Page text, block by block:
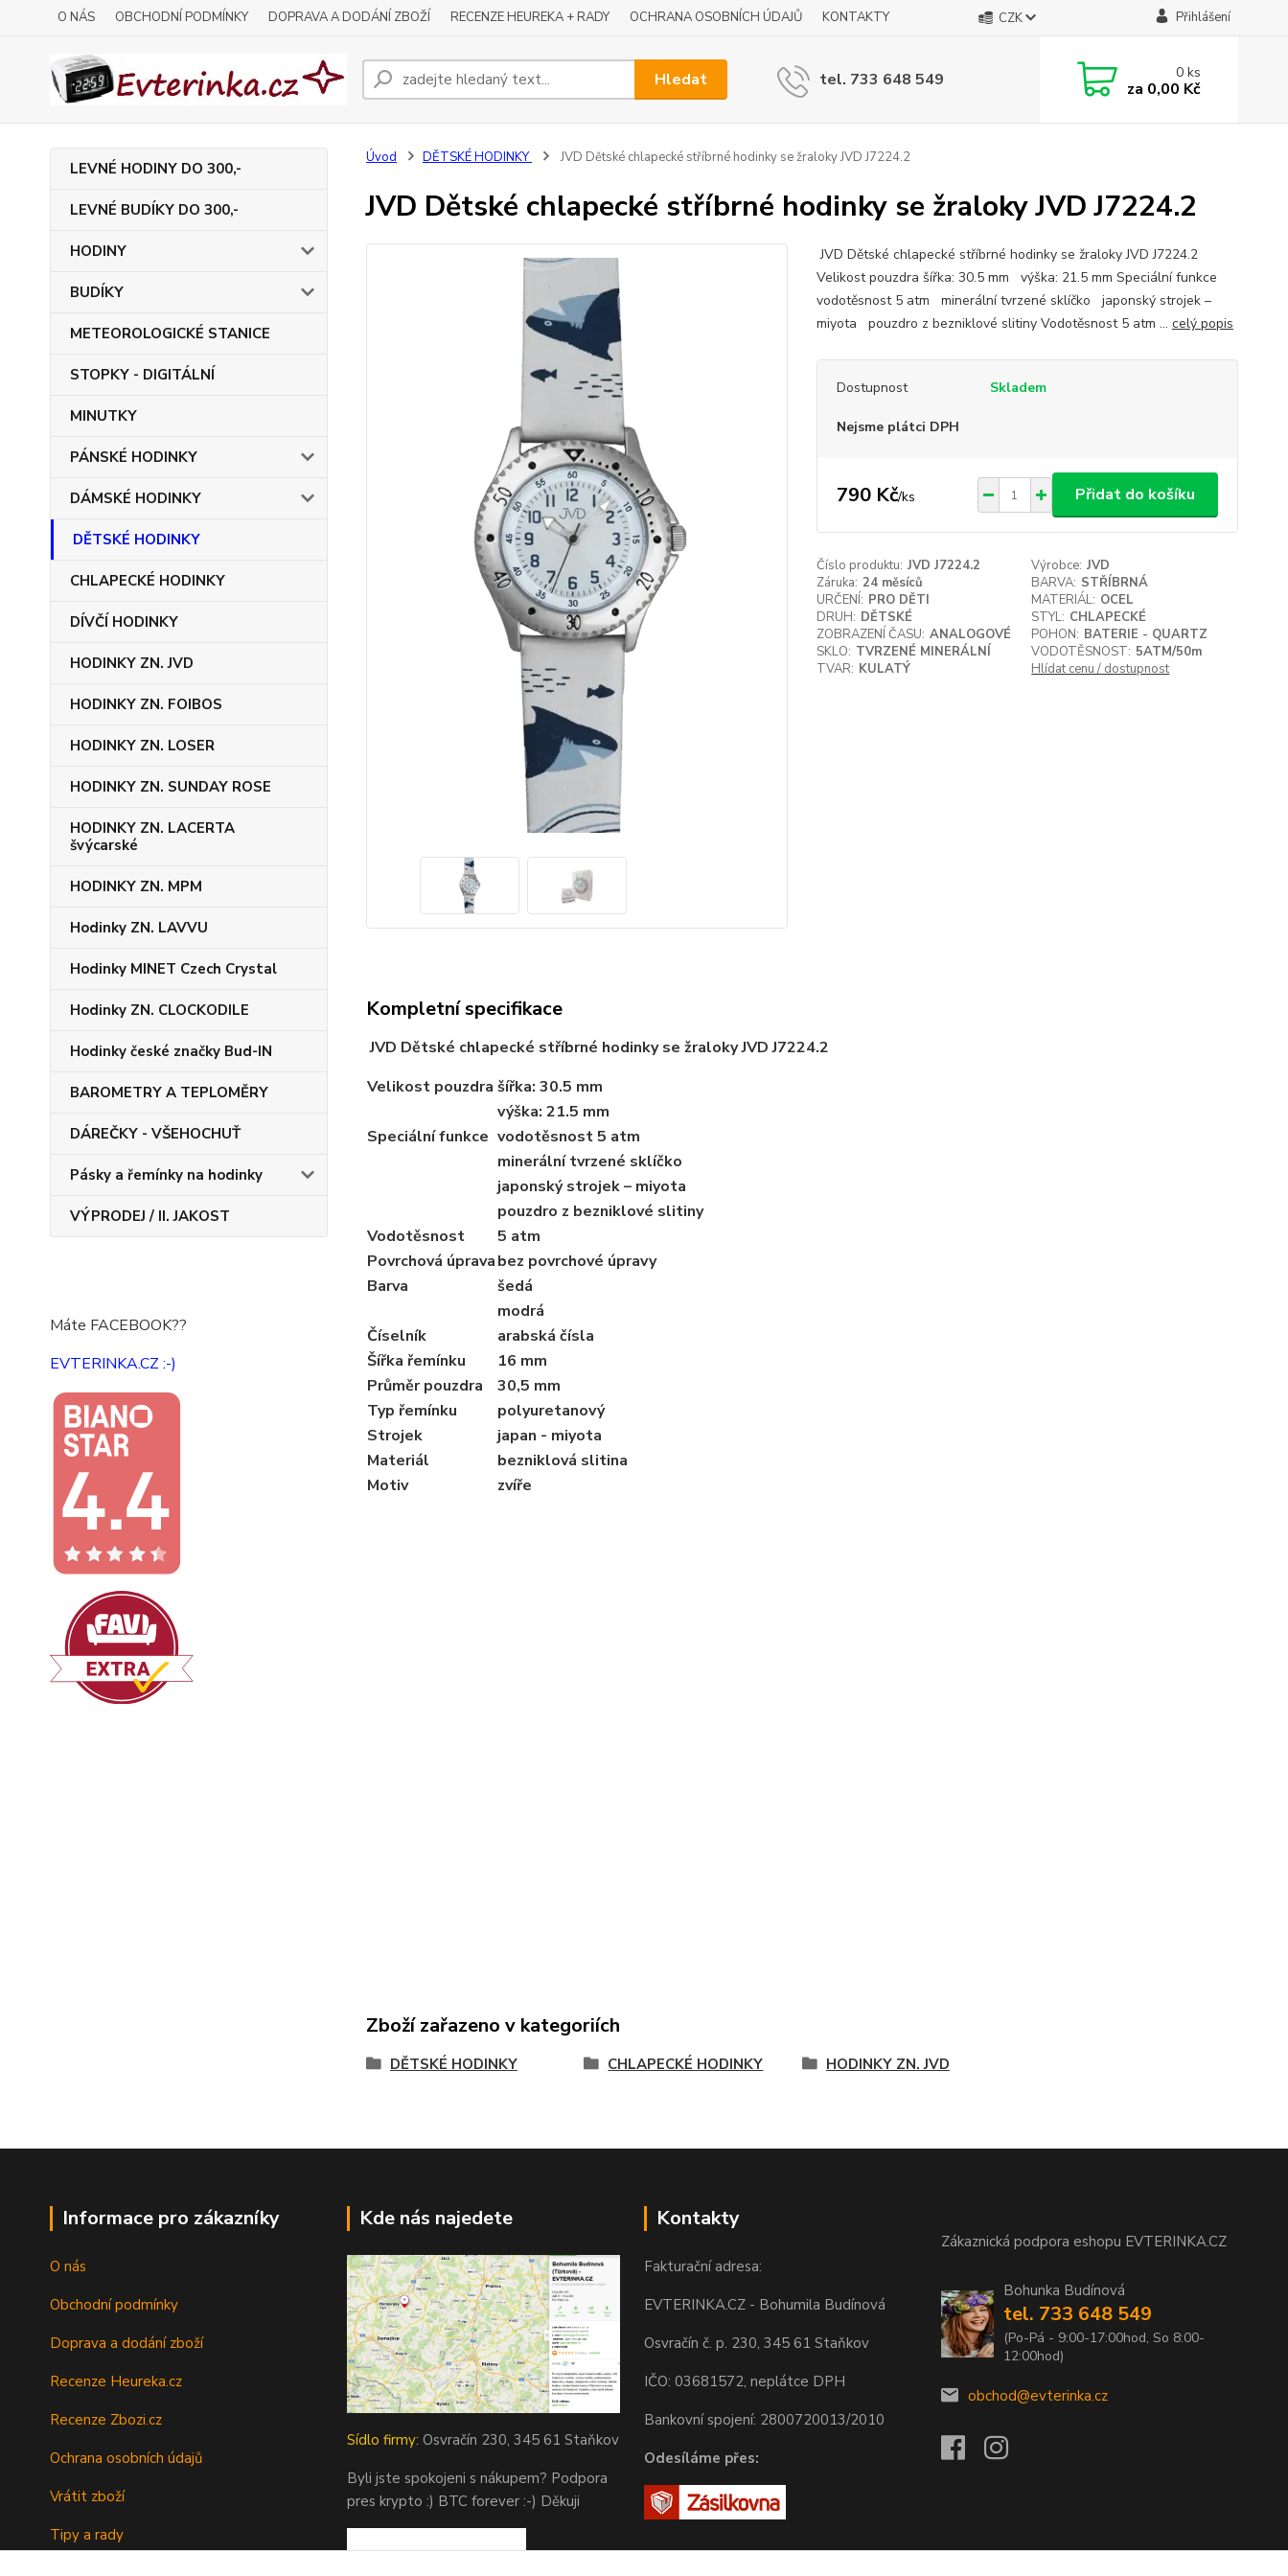
O NÁS OBCHODNÍ PODMÍNKY DOPRAVA A DODÁNÍ ZBOŽÍ RECENZE HEUREKA + RADY OCHRANA OSOBNÍCH ÚDAJŮ KONTAKTY CZK Přihlášení
Hledat tel. 733 648 549 0ks
za 0,00 Kč
LEVNÉ HODINY DO 300,-
LEVNÉ BUDÍKY DO 300,-
HODINY
BUDÍKY
METEOROLOGICKÉ STANICE
STOPKY - DIGITÁLNÍ
MINUTKY
PÁNSKÉ HODINKY
DÁMSKÉ HODINKY
DĚTSKÉ HODINKY
CHLAPECKÉ HODINKY
DÍVČÍ HODINKY
HODINKY ZN. JVD
HODINKY ZN. FOIBOS
HODINKY ZN. LOSER
HODINKY ZN. SUNDAY ROSE
HODINKY ZN. LACERTA
švýcarské
HODINKY ZN. MPM
Hodinky ZN. LAVVU
Hodinky MINET Czech Crystal
Hodinky ZN. CLOCKODILE
Hodinky české značky Bud-IN
BAROMETRY A TEPLOMĚRY
DÁREČKY - VŠEHOCHUŤ
Pásky a řemínky na hodinky
VÝPRODEJ / II. JAKOST
Máte FACEBOOK??
EVTERINKA.CZ :-)
Úvod DĚTSKÉ HODINKY JVD Dětské chlapecké stříbrné hodinky se žraloky JVD J7224.2
JVD Dětské chlapecké stříbrné hodinky se žraloky JVD J7224.2
JVD Dětské chlapecké stříbrné hodinky se žraloky JVD J7224.2
Velikost pouzdra šířka: 30.5 mm výška: 21.5 mm Speciální funkce
vodotěsnost 5 atm minerální tvrzené sklíčko japonský strojek –
miyota pouzdro z bezniklové slitiny Vodotěsnost 5 atm ... celý popis
Dostupnost Skladem
Nejsme plátci DPH
790 Kč/ks Přidat do košíku
Číslo produktu: JVD J7224.2 Výrobce: JVD
Záruka: 24 měsíců BARVA: STŘÍBRNÁ
URČENÍ: PRO DĚTI MATERIÁL: OCEL
DRUH: DĚTSKÉ STYL: CHLAPECKÉ
ZOBRAZENÍ ČASU: ANALOGOVÉ POHON: BATERIE - QUARTZ
SKLO: TVRZENÉ MINERÁLNÍ VODOTĚSNOST: 5ATM/50m
TVAR: KULATÝ Hlídat cenu / dostupnost
Kompletní specifikace
JVD Dětské chlapecké stříbrné hodinky se žraloky JVD J7224.2
Velikost pouzdra šířka: 30.5 mm
výška: 21.5 mm
Speciální funkce vodotěsnost 5 atm
minerální tvrzené sklíčko
japonský strojek – miyota
pouzdro z bezniklové slitiny
Vodotěsnost
5 atm
Povrchová úpravabez povrchové úpravy
Barva
šedá
modrá
Číselník
arabská čísla
Šířka řemínku
16 mm
Průměr pouzdra
30,5 mm
Typ řemínku
polyuretanový
Strojek
japan - miyota
Materiál
bezniklová slitina
Motiv
zvíře
Zboží zařazeno v kategoriích
DĚTSKÉ HODINKY CHLAPECKÉ HODINKY HODINKY ZN. JVD
Informace pro zákazníky
O nás
Obchodní podmínky
Doprava a dodání zboží
Recenze Heureka.cz
Recenze Zbozi.cz
Ochrana osobních údajů
Vrátit zboží
Tipy a rady
Kde nás najedete
Sídlo firmy: Osvračín 230, 345 61 Staňkov
Byli jste spokojeni s nákupem? Podpora
pres krypto :) BTC forever :-) Děkuji
Kontakty
Fakturační adresa:
EVTERINKA.CZ - Bohumila Budínová
Osvračín č. p. 230, 345 61 Staňkov
IČO: 03681572, neplátce DPH
Bankovní spojení: 2800720013/2010
Odesíláme přes:
Zákaznická podpora eshopu EVTERINKA.CZ
Bohunka Budínová
tel. 733 648 549
(Po-Pá - 9:00-17:00hod, So 8:00-
12:00hod)
obchod@evterinka.cz